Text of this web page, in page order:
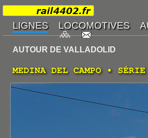
AUTOUR DE VALLADOLID
MEDINA DEL CAMPO •